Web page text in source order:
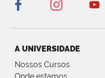
A UNIVERSIDADE
Nossos Cursos